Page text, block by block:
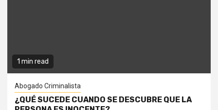
1 min read
Abogado Criminalista
¿QUÉ SUCEDE CUANDO SE DESCUBRE QUE LA